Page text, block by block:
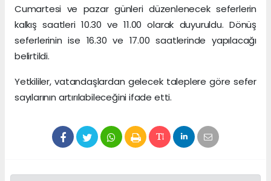
Cumartesi ve pazar günleri düzenlenecek seferlerin
kalkış saatleri 10.30 ve 11.00 olarak duyuruldu. Dönüş
seferlerinin ise 16.30 ve 17.00 saatlerinde yapılacağı
belirtildi.
Yetkililer, vatandaşlardan gelecek taleplere göre sefer
sayılarının artırılabileceğini ifade etti.